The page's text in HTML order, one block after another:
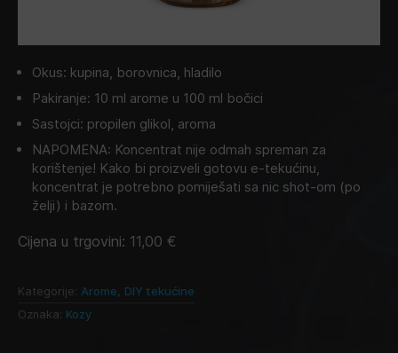
Okus: kupina, borovnica, hladilo
Pakiranje: 10 ml arome u 100 ml bočici
Sastojci: propilen glikol, aroma
NAPOMENA: Koncentrat nije odmah spreman za
korištenje! Kako bi proizveli gotovu e-tekućinu,
koncentrat je potrebno pomiješati sa nic shot-om (po
želji) i bazom.
Cijena u trgovini: 11,00 €
Kategorije: Arome DIY tekućine
Oznaka: Kozy